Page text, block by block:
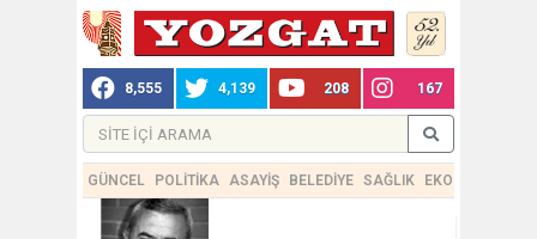
8,555 4,139 208 167
GÜNCEL POLİTİKA ASAYİŞ BELEDİYE SAĞLIK EKONOMİ